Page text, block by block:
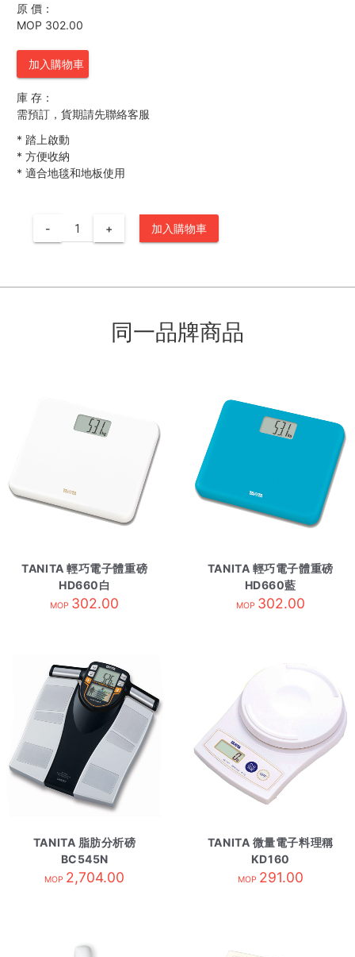
原 價：
MOP 302.00
加入購物車
庫 存：
需預訂，貨期請先聯絡客服
* 踏上啟動
* 方便收納
* 適合地毯和地板使用
- + 加入購物車
同一品牌商品
TANITA 輕巧電子體重磅
HD660白
MOP 302.00
TANITA 輕巧電子體重磅
HD660藍
MOP 302.00
TANITA 脂肪分析磅
BC545N
MOP 2,704.00
TANITA 微量電子料理稱
KD160
MOP 291.00